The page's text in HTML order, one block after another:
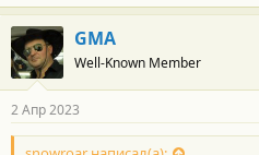
коробки где есть то что вы
настоящие фильтры, которые
Кому что обязательно менять а
менять - сами решайте, делайте
угодно.
Ну как бэ достали уже
GMA
Well-Known Member
2 Апр 2023